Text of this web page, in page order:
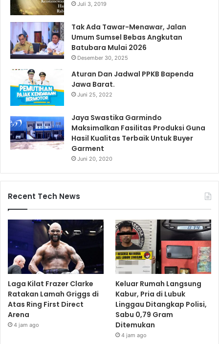
Juli 3, 2019
Tak Ada Tawar-Menawar, Jalan
Umum Sumsel Bebas Angkutan
Batubara Mulai 2026
Desember 30, 2025
Aturan Dan Jadwal PPKB Bapenda
Jawa Barat.
Juni 25, 2022
Jaya Swastika Garmindo
Maksimalkan Fasilitas Produksi Guna
Hasil Kualitas Terbaik Untuk Buyer
Garment
Juni 20, 2020
Recent Tech News
Laga Kilat Frazer Clarke
Ratakan Lamah Griggs di
Atas Ring First Direct
Arena
4 jam ago
Keluar Rumah Langsung
Kabur, Pria di Lubuk
Linggau Ditangkap Polisi,
Sabu 0,79 Gram
Ditemukan
4 jam ago